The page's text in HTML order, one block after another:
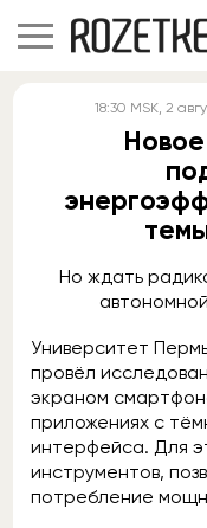
18:30 MSK, 2
Но ждать
Университет
провёл
экраном
приложениях с
интерфейса. Для
инструментов,
потребление